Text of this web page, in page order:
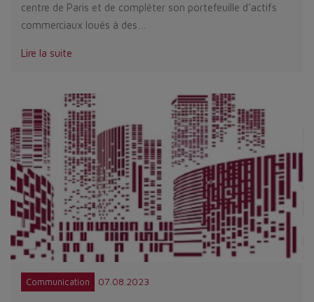
centre de Paris et de compléter son portefeuille d’actifs
commerciaux loués à des…
Lire la suite
Communication 07.08.2023